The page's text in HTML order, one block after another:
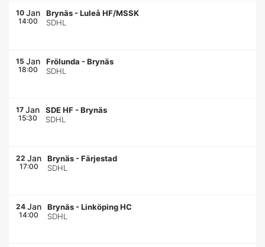
10 Jan
14:00
Brynäs -Luleå HF/MSSK
SDHL
15 Jan
18:00
Frölunda -Brynäs
SDHL
17 Jan
15:30
SDE HF -Brynäs
SDHL
22 Jan
17:00
Brynäs -Färjestad
SDHL
24 Jan
14:00
Brynäs -Linköping HC
SDHL